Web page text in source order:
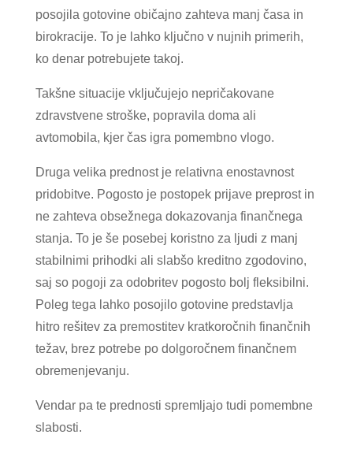
posojila gotovine običajno zahteva manj časa in
birokracije. To je lahko ključno v nujnih primerih,
ko denar potrebujete takoj.
Takšne situacije vključujejo nepričakovane
zdravstvene stroške, popravila doma ali
avtomobila, kjer čas igra pomembno vlogo.
Druga velika prednost je relativna enostavnost
pridobitve. Pogosto je postopek prijave preprost in
ne zahteva obsežnega dokazovanja finančnega
stanja. To je še posebej koristno za ljudi z manj
stabilnimi prihodki ali slabšo kreditno zgodovino,
saj so pogoji za odobritev pogosto bolj fleksibilni.
Poleg tega lahko posojilo gotovine predstavlja
hitro rešitev za premostitev kratkoročnih finančnih
težav, brez potrebe po dolgoročnem finančnem
obremenjevanju.
Vendar pa te prednosti spremljajo tudi pomembne
slabosti.